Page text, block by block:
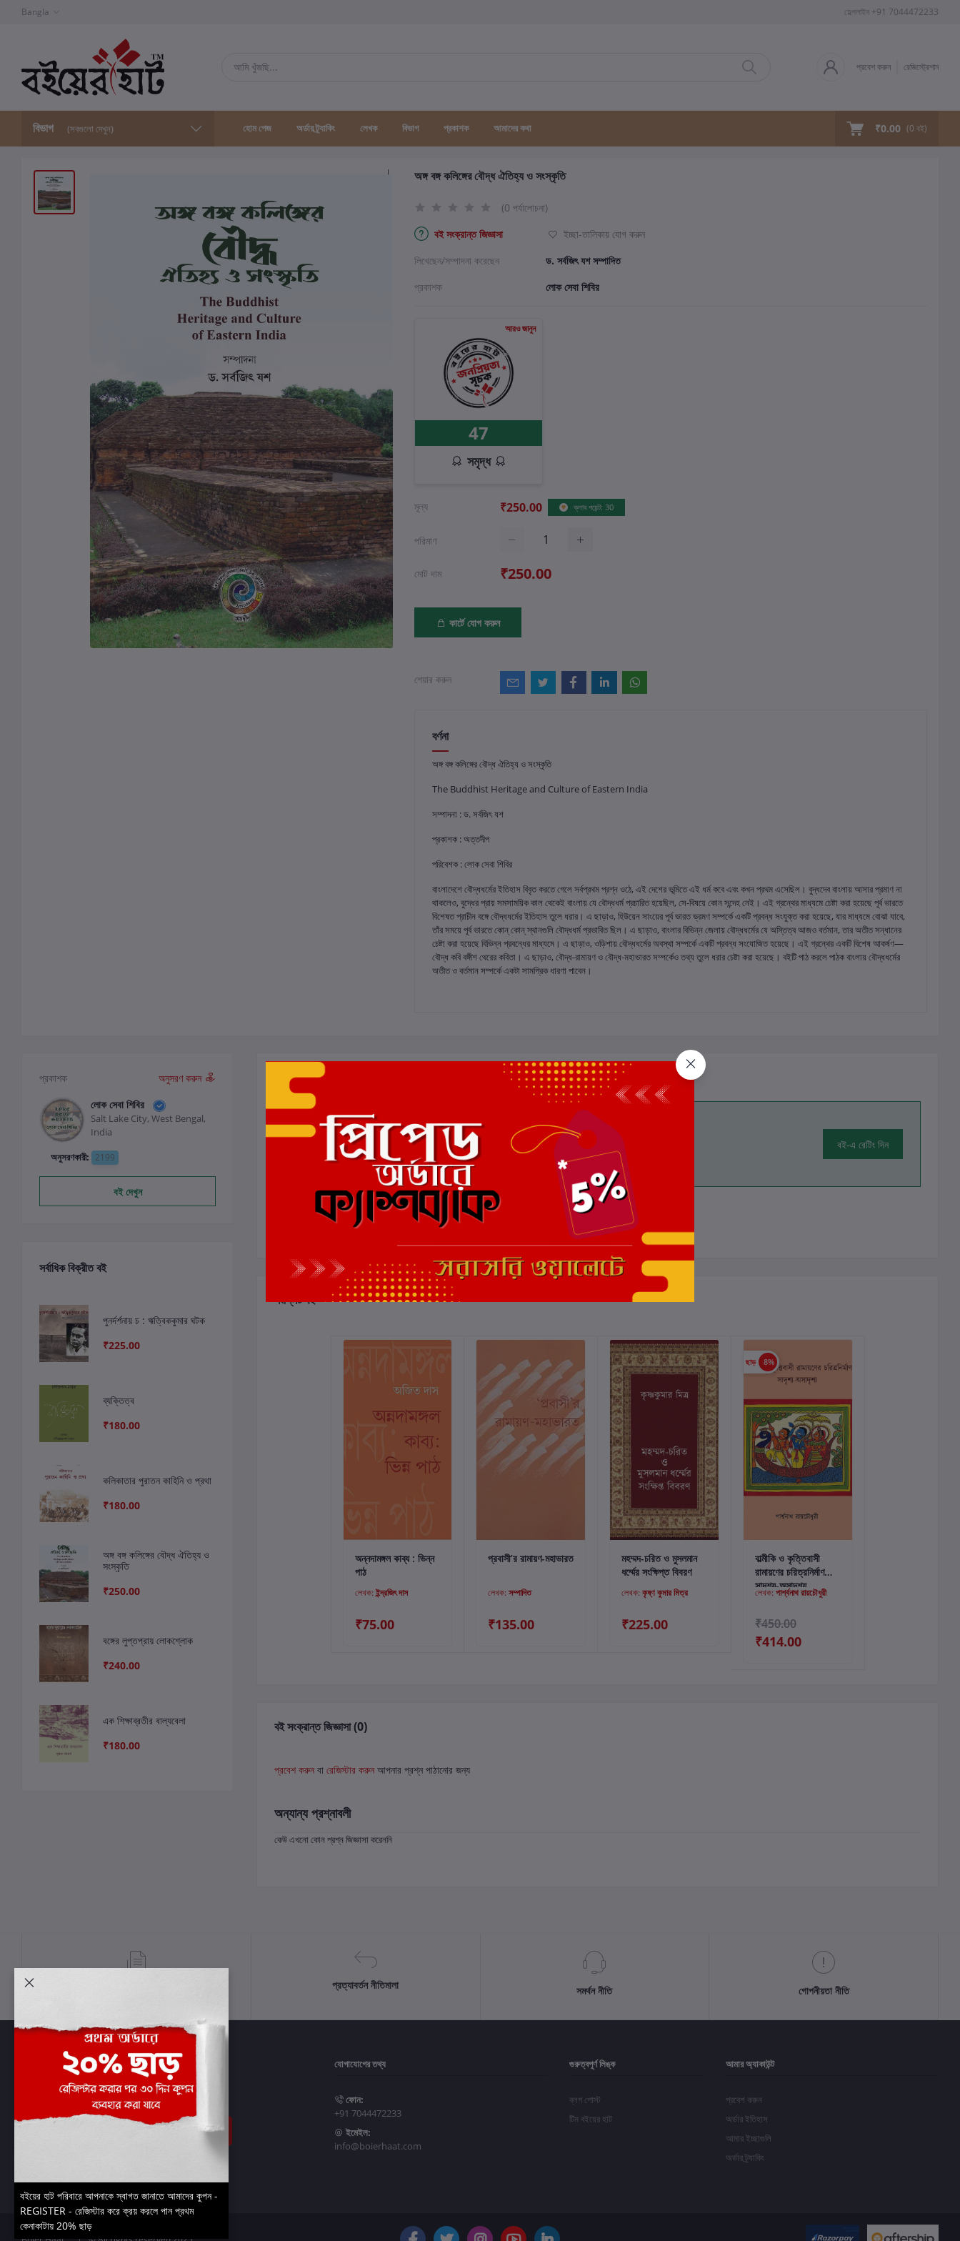
Bangla হেল্পলাইন +91 7044472233
প্রবেশ করুন রেজিস্ট্রেশান
বিভাগ (সবগুলো দেখুন) হোম পেজ অর্ডার ট্র্যাকিং লেখক বিভাগ প্রকাশক আমাদের কথা ₹0.00 (0 বই)
অঙ্গ বঙ্গ কলিঙ্গের বৌদ্ধ ঐতিহ্য ও সংস্কৃতি
(0 পর্যালোচনা)
বই সংক্রান্ত জিজ্ঞাসা
ইচ্ছা-তালিকায় যোগ করুন
লিখেছেন/সম্পাদনা করেছেন
ড. সর্বজিৎ যশ সম্পাদিত
প্রকাশক
লোক সেবা শিবির
আরও জানুন
47
সমৃদ্ধ
মূল্য ₹250.00 ক্লাব পয়েন্ট: 30
পরিমাণ
মোট দাম ₹250.00
কার্টে যোগ করুন
শেয়ার করুন
বর্ণনা
অঙ্গ বঙ্গ কলিঙ্গের বৌদ্ধ ঐতিহ্য ও সংস্কৃতি
The Buddhist Heritage and Culture of Eastern India
সম্পাদনা : ড. সর্বজিৎ যশ
প্রকাশক : অত্তদীপ
পরিবেশক : লোক সেবা শিবির
বাংলাদেশে বৌদ্ধধর্মের ইতিহাস বিবৃত করতে গেলে সর্বপ্রথম প্রশ্ন ওঠে, এই দেশের ভূমিতে এই ধর্ম কবে এবং কখন প্রথম এসেছিল। বুদ্ধদেব বাংলায় আসার প্রমাণ না
থাকলেও, বুদ্ধের প্রায় সমসাময়িক কাল থেকেই বাংলায় যে বৌদ্ধধর্ম প্রচারিত হয়েছিল, সে-বিষয়ে কোন সন্দেহ নেই। এই গ্রন্থের মাধ্যমে চেষ্টা করা হয়েছে পূর্ব ভারতে
বিশেষত প্রাচীন বঙ্গে বৌদ্ধধর্মের ইতিহাস তুলে ধরার। এ ছাড়াও, হিউয়েন সাংয়ের পূর্ব ভারত ভ্রমণ সম্পর্কে একটি প্রবন্ধ সংযুক্ত করা হয়েছে, যার মাধ্যমে বোঝা যাবে,
তাঁর সময়ে পূর্ব ভারতে কোন্ কোন্ স্থানগুলি বৌদ্ধধর্ম প্রভাবিত ছিল। এ ছাড়াও, বাংলার বিভিন্ন জেলায় বৌদ্ধধর্মের যে অস্তিত্ব আজও বর্তমান, তার অতীত সন্ধানের
চেষ্টা করা হয়েছে বিভিন্ন প্রবন্ধের মাধ্যমে। এ ছাড়াও, ওড়িশায় বৌদ্ধধর্মের অবস্থা সম্পর্কে একটি প্রবন্ধ সংযোজিত হয়েছে। এই গ্রন্থের একটি বিশেষ আকর্ষণ—
বৌদ্ধ কবি বঙ্গীশ থেরের কবিতা। এ ছাড়াও, বৌদ্ধ-রামায়ণ ও বৌদ্ধ-মহাভারত সম্পর্কেও তথ্য তুলে ধরার চেষ্টা করা হয়েছে। বইটি পাঠ করলে পাঠক বাংলায় বৌদ্ধধর্মের
অতীত ও বর্তমান সম্পর্কে একটা সামগ্রিক ধারণা পাবেন।
প্রকাশক
অনুসরণ করুন
লোক সেবা শিবির
Salt Lake City, West Bengal,
India
অনুসরণকারী: 2199
বই দেখুন
সর্বাধিক বিক্রীত বই
পুনর্দর্শনায় চ : ঋত্বিককুমার ঘটক
₹225.00
ব্যক্তিত্ব
₹180.00
কলিকাতার পুরাতন কাহিনি ও প্রথা
₹180.00
অঙ্গ বঙ্গ কলিঙ্গের বৌদ্ধ ঐতিহ্য ও
সংস্কৃতি
₹250.00
বঙ্গের লুপ্তপ্রায় লোকশ্লোক
₹240.00
এক শিক্ষাব্রতীর বাল্যবেলা
₹180.00
পর্যালোচনা ও রেটিং
0 মোট 5.0 -এ (0 পর্যালোচনা) বই-এ রেটিং দিন
এই বইয়ের জন্য এখনও কোন পর্যালোচনা নেই
সংশ্লিষ্ট বই
কার্টে যোগ করুন
অন্নদামঙ্গল কাব্য : ভিন্ন
পাঠ
লেখক: ইন্দ্রজিৎ দাস
₹75.00
কার্টে যোগ করুন
প্রবাসী’র রামায়ণ-মহাভারত
লেখক: সম্পাদিত
₹135.00
কার্টে যোগ করুন
মহম্মদ-চরিত ও মুসলমান
ধর্ম্মের সংক্ষিপ্ত বিবরণ
লেখক: কৃষ্ণ কুমার মিত্র
₹225.00
ছাড় 8%
কার্টে যোগ করুন
বাল্মীকি ও কৃত্তিবাসী
রামায়ণের চরিত্রনির্মাণ
সাদৃশ্য-অসাদৃশ্য
লেখক: পার্শ্বনাথ রায়চৌধুরী
₹450.00
₹414.00
বই সংক্রান্ত জিজ্ঞাসা (0)
প্রবেশ করুন বা রেজিস্টার করুন আপনার প্রশ্ন পাঠানোর জন্য
অন্যান্য প্রশ্নাবলী
কেউ এখনো কোন প্রশ্ন জিজ্ঞাসা করেননি
প্রত্যাবর্তন নীতিমালা সমর্থন নীতি গোপনীয়তা নীতি
সাবস্ক্রাইব
যোগাযোগের তথ্য
ফোন:
+91 7044472233
ইমেইল:
info@boierhaat.com
গুরুত্বপূর্ণ লিঙ্ক
ব্লগ পোস্ট
টিম বইয়ের হাট
আমার অ্যাকাউন্ট
প্রবেশ করুন
অর্ডার ইতিহাস
আমার ইচ্ছাগুলি
অর্ডার ট্র্যাকিং
বইয়ের হাট পরিবারে আপনাকে স্বাগত জানাতে আমাদের কুপন -
REGISTER - রেজিস্টার করে ক্রয় করলে পান প্রথম
কেনাকাটায় 20% ছাড়